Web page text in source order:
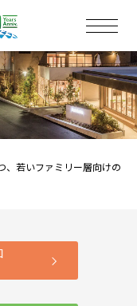
、若いファミリー層向けの